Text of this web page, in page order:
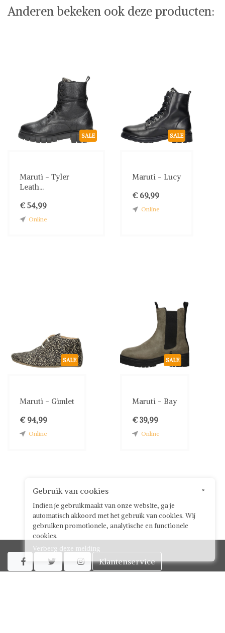
Anderen bekeken ook deze producten:
SALE
Maruti - Tyler
Leath...
€ 54,99
Online
SALE
Maruti - Lucy
€ 69,99
Online
SALE
Maruti - Gimlet
€ 94,99
Online
SALE
Maruti - Bay
€ 39,99
Online
   Klantenservice
×
Gebruik van cookies
Indien je gebruikmaakt van onze website, ga je
automatisch akkoord met het gebruik van cookies. Wij
gebruiken promotionele, analytische en functionele
cookies.
Verberg deze melding